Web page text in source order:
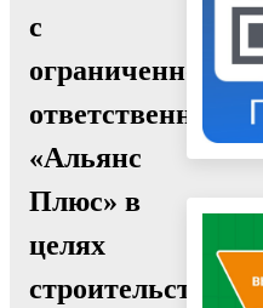
с
ограниченной
«Альянс
Плюс» в
целях
строительства,